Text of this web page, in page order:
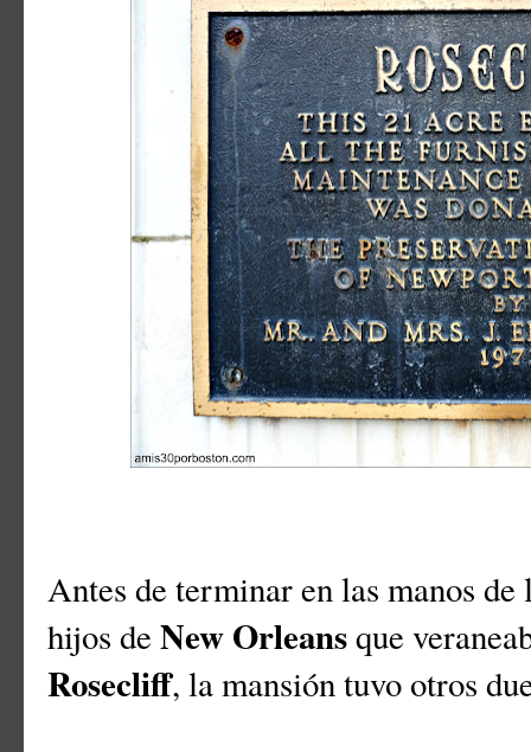
Antes de terminar en las manos
hijos de New Orleansque
Rosecliff, la mansión tuvo otros